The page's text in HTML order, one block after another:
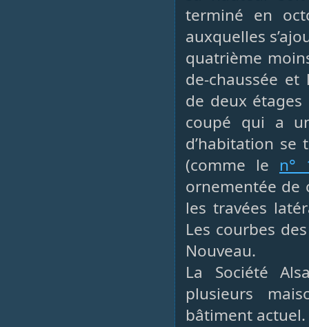
terminé en
auxquelles
quatrième
de-chaussée
de deux étages
coupé qui a
d’habitation se
(comme le n°
ornementée de
les travées
Les courbes
Nouveau.
La Société
plusieurs
bâtiment actuel.